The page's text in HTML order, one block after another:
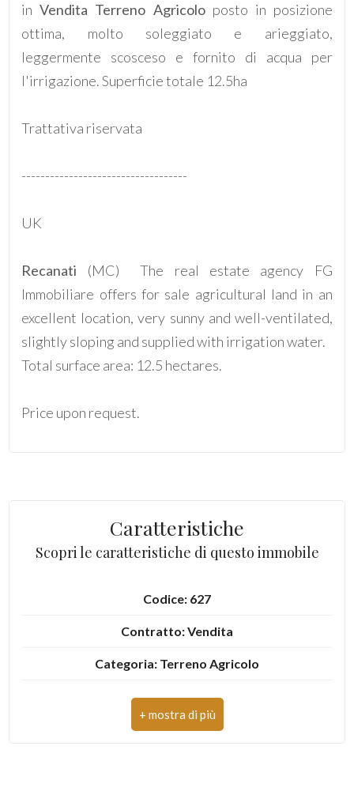
inVendita Terreno Agricoloposto in posizione
ottima, molto soleggiato e arieggiato,
leggermente scosceso e fornito di acqua per
l'irrigazione. Superficie totale 12.5ha
Trattativa riservata
-----------------------------------
UK
Recanati (MC)  The real estate agency FG
Immobiliare offers for sale agricultural land in an
excellent location, very sunny and well-ventilated,
slightly sloping and supplied with irrigation water.
Total surface area: 12.5 hectares.
Price upon request.
Caratteristiche
Scopri le caratteristiche di questo immobile
Codice: 627
Contratto: Vendita
Categoria: Terreno Agricolo
Comune: Recanati
Totale mq: 125.000 mq
Totale
mq
1
2